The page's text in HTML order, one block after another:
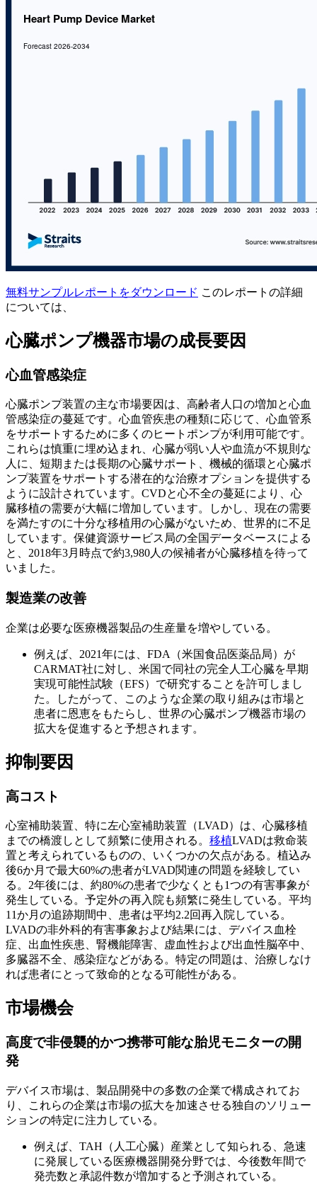
無料サンプルレポートをダウンロード このレポートの詳細
については、
心臓ポンプ機器市場の成長要因
心血管感染症
心臓ポンプ装置の主な市場要因は、高齢者人口の増加と心血
管感染症の蔓延です。心血管疾患の種類に応じて、心血管系
をサポートするために多くのヒートポンプが利用可能です。
これらは慎重に埋め込まれ、心臓が弱い人や血流が不規則な
人に、短期または長期の心臓サポート、機械的循環と心臓ポ
ンプ装置をサポートする潜在的な治療オプションを提供する
ように設計されています。CVDと心不全の蔓延により、心
臓移植の需要が大幅に増加しています。しかし、現在の需要
を満たすのに十分な移植用の心臓がないため、世界的に不足
しています。保健資源サービス局の全国データベースによる
と、2018年3月時点で約3,980人の候補者が心臓移植を待って
いました。
製造業の改善
企業は必要な医療機器製品の生産量を増やしている。
例えば、2021年には、FDA（米国食品医薬品局）が
CARMAT社に対し、米国で同社の完全人工心臓を早期
実現可能性試験（EFS）で研究することを許可しまし
た。したがって、このような企業の取り組みは市場と
患者に恩恵をもたらし、世界の心臓ポンプ機器市場の
拡大を促進すると予想されます。
抑制要因
高コスト
心室補助装置、特に左心室補助装置（LVAD）は、心臓移植
までの橋渡しとして頻繁に使用される。 移植LVADは救命装
置と考えられているものの、いくつかの欠点がある。植込み
後6か月で最大60%の患者がLVAD関連の問題を経験してい
る。2年後には、約80%の患者で少なくとも1つの有害事象が
発生している。予定外の再入院も頻繁に発生している。平均
11か月の追跡期間中、患者は平均2.2回再入院している。
LVADの非外科的有害事象および結果には、デバイス血栓
症、出血性疾患、腎機能障害、虚血性および出血性脳卒中、
多臓器不全、感染症などがある。特定の問題は、治療しなけ
れば患者にとって致命的となる可能性がある。
市場機会
高度で非侵襲的かつ携帯可能な胎児モニターの開
発
デバイス市場は、製品開発中の多数の企業で構成されてお
り、これらの企業は市場の拡大を加速させる独自のソリュー
ションの特定に注力している。
例えば、TAH（人工心臓）産業として知られる、急速
に発展している医療機器開発分野では、今後数年間で
発売数と承認件数が増加すると予測されている。